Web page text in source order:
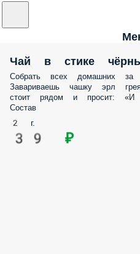
Чай в стике
Собрать всех домашних
Завариваешь чашку эрл
стоит рядом и просит:
Состав
2 г.
39 ₽